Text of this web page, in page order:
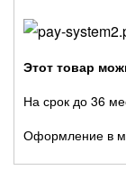
Этот товар
На срок до 36
Оформление в